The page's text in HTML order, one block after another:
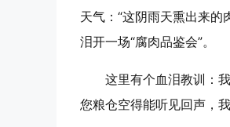
天气：“这阴雨天熏出来
泪开一场“腐肉品鉴会”。
这里有个血泪教训：
您粮仓空得能听见回声，